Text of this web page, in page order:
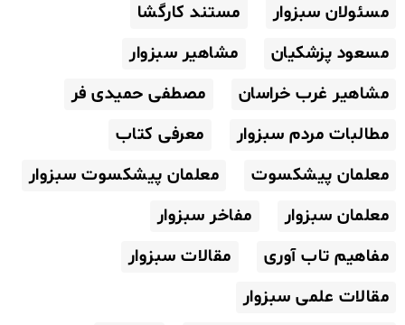
مسئولان سبزوار
مستند کارگشا
مسعود پزشکیان
مشاهیر سبزوار
مشاهیر غرب خراسان
مصطفی حمیدی فر
مطالبات مردم سبزوار
معرفی کتاب
معلمان پیشکسوت
معلمان پیشکسوت سبزوار
معلمان سبزوار
مفاخر سبزوار
مفاهیم تاب آوری
مقالات سبزوار
مقالات علمی سبزوار